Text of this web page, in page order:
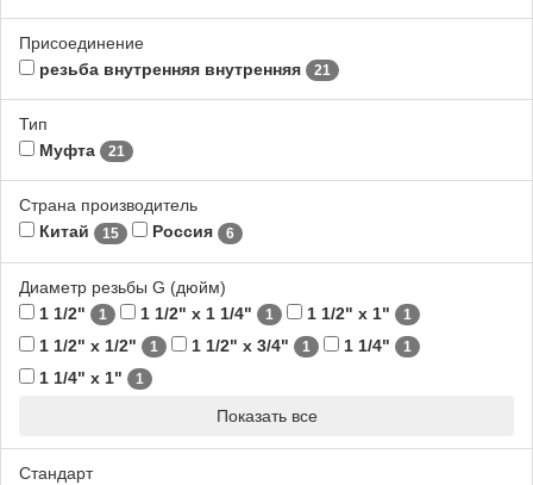
Присоединение
резьба внутренняя внутренняя
21
Тип
Муфта
21
Страна производитель
Китай
15 Россия 6
Диаметр резьбы G (дюйм)
1 1/2"
1 1 1/2" х 1 1/4" 1 1 1/2" х 1" 1
1 1/2" х 1/2" 1 1 1/2" х 3/4" 1 1 1/4" 1
1 1/4" х 1" 1
Показать все
Стандарт